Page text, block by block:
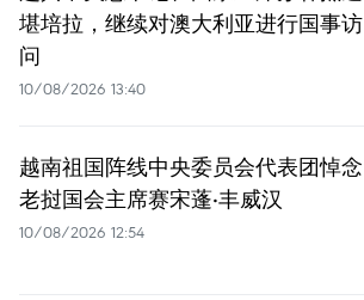
堪培拉，继续对澳大利亚进行国事访
问
10/08/2026 13:40
越南祖国阵线中央委员会代表团悼念
老挝国会主席赛宋蓬·丰威汉
10/08/2026 12:54